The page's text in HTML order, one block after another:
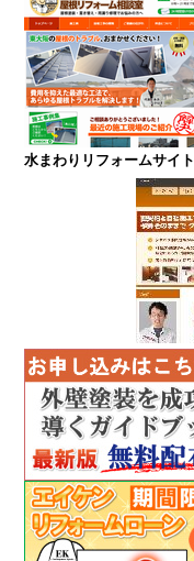
水まわりリフォームサイト